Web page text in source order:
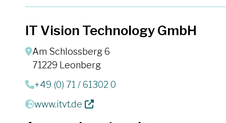
IT Vision Technology GmbH
Am Schlossberg 6
71229 Leonberg
+49 (0) 71 / 61302 0
www.itvt.de